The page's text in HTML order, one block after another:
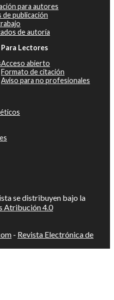
para autores
de publicación
de autoría
Para Lectores
Acceso abierto
Formato de citación
Aviso para no profesionales
se distribuyen bajo la
Atribución 4.0
- Revista Electrónica de